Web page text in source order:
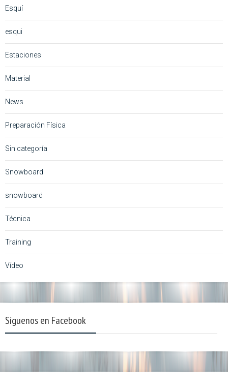
Esquí
esqui
Estaciones
Material
News
Preparación Física
Sin categoría
Snowboard
snowboard
Técnica
Training
Vídeo
Síguenos en Facebook